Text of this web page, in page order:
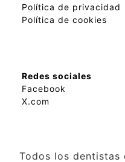
Política de privacidad
Política de cookies
Redes sociales
Facebook
X.com
Todos los dentistas